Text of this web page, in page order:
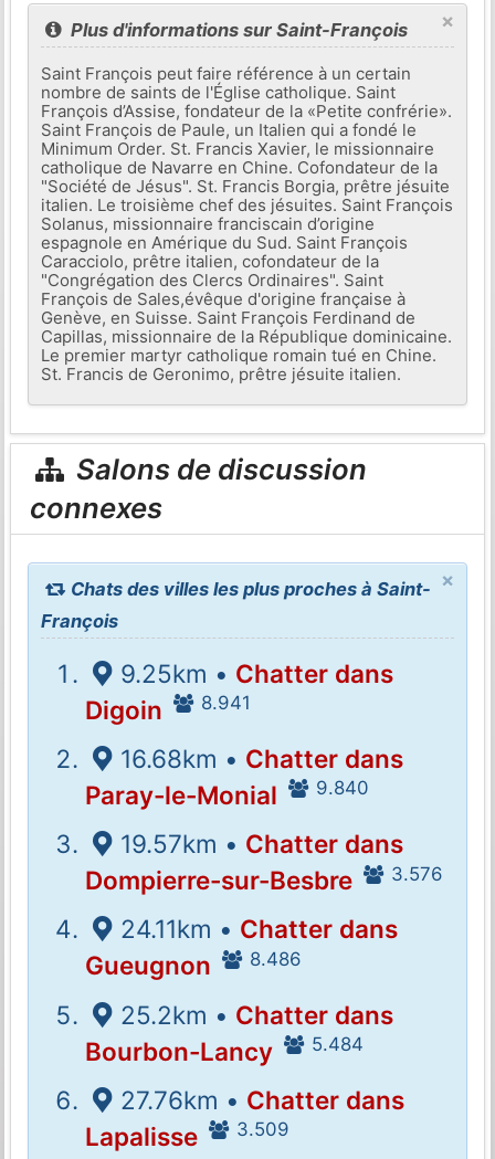
×
Plus d'informations sur Saint-François
Saint François peut faire référence à un certain
nombre de saints de l'Église catholique. Saint
François d’Assise, fondateur de la «Petite confrérie».
Saint François de Paule, un Italien qui a fondé le
Minimum Order. St. Francis Xavier, le missionnaire
catholique de Navarre en Chine. Cofondateur de la
"Société de Jésus". St. Francis Borgia, prêtre jésuite
italien. Le troisième chef des jésuites. Saint François
Solanus, missionnaire franciscain d’origine
espagnole en Amérique du Sud. Saint François
Caracciolo, prêtre italien, cofondateur de la
"Congrégation des Clercs Ordinaires". Saint
François de Sales,évêque d'origine française à
Genève, en Suisse. Saint François Ferdinand de
Capillas, missionnaire de la République dominicaine.
Le premier martyr catholique romain tué en Chine.
St. Francis de Geronimo, prêtre jésuite italien.
Salons de discussion
connexes
×
Chats des villes les plus proches à Saint-
François
9.25km • Chatter dans
Digoin
8.941
16.68km • Chatter dans
Paray-le-Monial
9.840
19.57km • Chatter dans
Dompierre-sur-Besbre
3.576
24.11km • Chatter dans
Gueugnon
8.486
25.2km • Chatter dans
Bourbon-Lancy
5.484
27.76km • Chatter dans
Lapalisse
3.509